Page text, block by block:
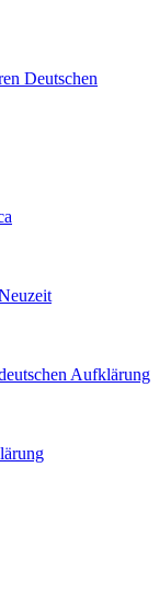
Deutschen
Aufklärung